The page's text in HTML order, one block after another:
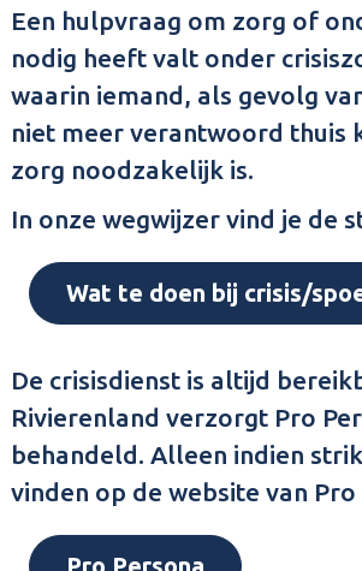
Een hulpvraag om zorg of
nodig heeft valt onder
waarin iemand, als gevolg
niet meer verantwoord thuis
zorg noodzakelijk is.
In onze wegwijzer vind je de
Wat te doen bij crisis/
De crisisdienst is altijd
Rivierenland verzorgt Pro
behandeld. Alleen indien
vinden op de website van Pro
Pro Persona